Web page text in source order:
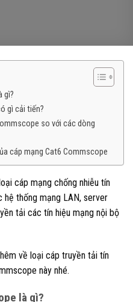
gì?
gì cải tiến?
so với các dòng
cáp mạng Cat6 Commscope
cáp mạng chống nhiễu tín
thống mạng LAN, server
tải các tín hiệu mạng nội bộ
về loại cáp truyền tải tín
này nhé.
là gì?